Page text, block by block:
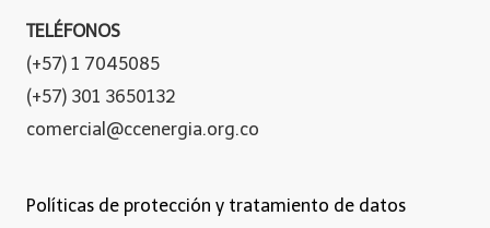
TELÉFONOS
(+57) 1 7045085
(+57) 301 3650132
comercial@ccenergia.org.co
Políticas de protección y tratamiento de datos